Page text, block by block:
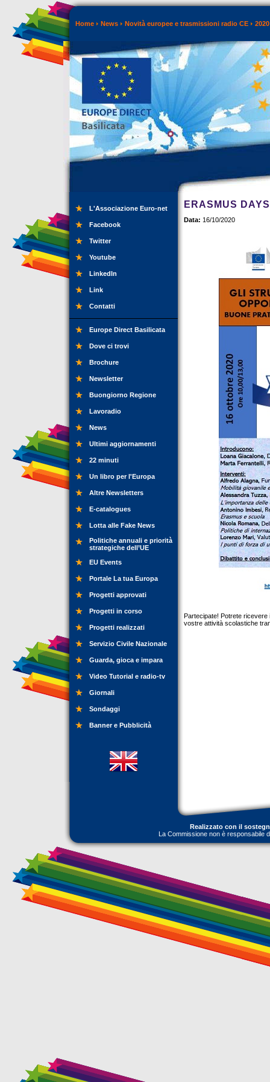
Home News Novità europee e trasmissioni radio CE 2020
L'Associazione Euro-net
Facebook
Twitter
Youtube
LinkedIn
Link
Contatti
Europe Direct Basilicata
Dove ci trovi
Brochure
Newsletter
Buongiorno Regione
Lavoradio
News
Ultimi aggiornamenti
22 minuti
Un libro per l'Europa
Altre Newsletters
E-catalogues
Lotta alle Fake News
Politiche annuali e priorità
strategiche dell’UE
EU Events
Portale La tua Europa
Progetti approvati
Progetti in corso
Progetti realizzati
Servizio Civile Nazionale
Guarda, gioca e impara
Video Tutorial e radio-tv
Giornali
Sondaggi
Banner e Pubblicità
ERASMUS DAYS
Data: 16/10/2020
Partecipate! Potrete ricevere
vostre attività scolastiche
Realizzato con il
La Commissione non è responsabile